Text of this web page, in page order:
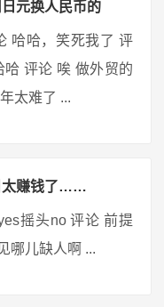
元换人民币的
哈哈，笑死我了 评
评论 唉 做外贸的
太难了 ...
太赚钱了……
摇头no 评论 前提
哪儿缺人啊 ...